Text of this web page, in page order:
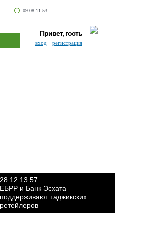
09.08 11:53
Привет, гость
вход регистрация
28.12 13:57
ЕБРР и Банк Эсхата
поддерживают таджикских
ретейлеров